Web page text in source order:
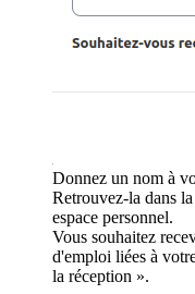
Donnez un nom à
Retrouvez-la dans
espace personnel.
Vous souhaitez
d'emploi liées à
la réception ».